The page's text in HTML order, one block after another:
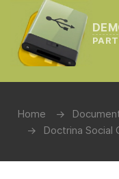
Home
Doctrina Social